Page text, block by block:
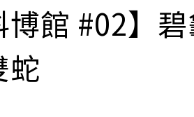
博館 #02】
蛇